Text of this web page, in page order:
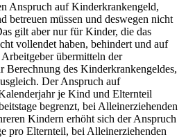
Anspruch auf Kinderkrankengeld,
betreuen müssen und deswegen nicht
gilt aber nur für Kinder, die das
vollendet haben, behindert und auf
übermitteln der
Berechnung des Kinderkrankengeldes,
Der Anspruch auf
je Kind und Elternteil
begrenzt, bei Alleinerziehenden
Kindern erhöht sich der Anspruch
pro Elternteil, bei Alleinerziehenden